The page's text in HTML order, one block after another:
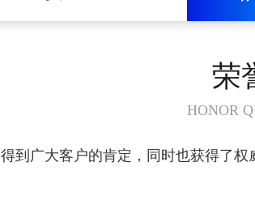
荣
HONOR
到广大客户的肯定，同时也获得了